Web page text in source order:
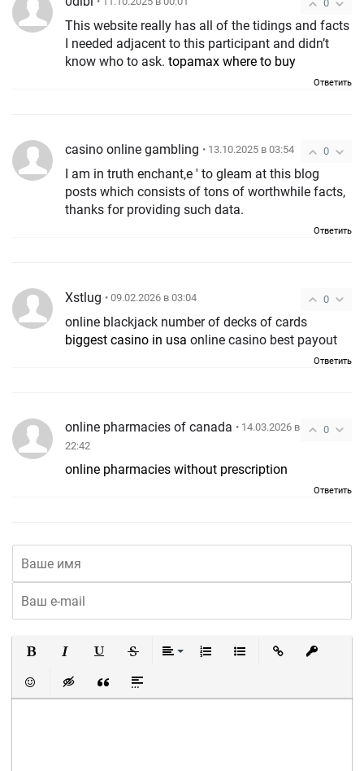
0
This website really has all of the tidings and facts
I needed adjacent to this participant and didn’t
know who to ask. topamax where to buy
Ответить
0
casino online gambling • 13.10.2025 в 03:54
I am in truth enchant‚e ' to gleam at this blog
posts which consists of tons of worthwhile facts,
thanks for providing such data.
Ответить
0
Xstlug • 09.02.2026 в 03:04
online blackjack number of decks of cards
biggest casino in usa online casino best payout
Ответить
0
online pharmacies of canada • 14.03.2026 в
22:42
online pharmacies without prescription
Ответить
Вставить смайлик
Вставка скрытого текста
Вставка цитаты
Вставка спойлера